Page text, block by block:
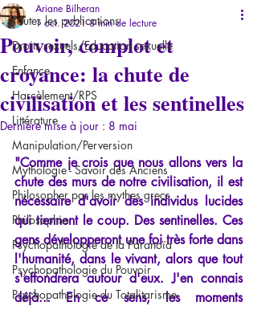
Toutes les publications
Droits sexuels/Education sexuelle
Enfance
Harcèlement/RPS
Littérature
Manipulation/Perversion
Mythologie - Savoir des Anciens
Philosopher par les mythes grecs
Philosophie
Psychopathologie de la Paranoïa
Psychopathologie du Pouvoir
Psychopathologie du Totalitarisme
Pouvoir, complot et
croyance: la chute de
civilisation et les sentinelles
Ariane Bilheran
1 oct. 2021 8 min de lecture
Dernière mise à jour : 8 mai
"Comme je crois que nous allons vers la
chute des murs de notre civilisation, il est
nécessaire d'avoir des individus lucides
qui tiennent le coup. Des sentinelles. Ces
gens développeront une foi très forte dans
l'humanité, dans le vivant, alors que tout
s'effondrera autour d'eux. J'en connais
déjà... En ce sens, les moments